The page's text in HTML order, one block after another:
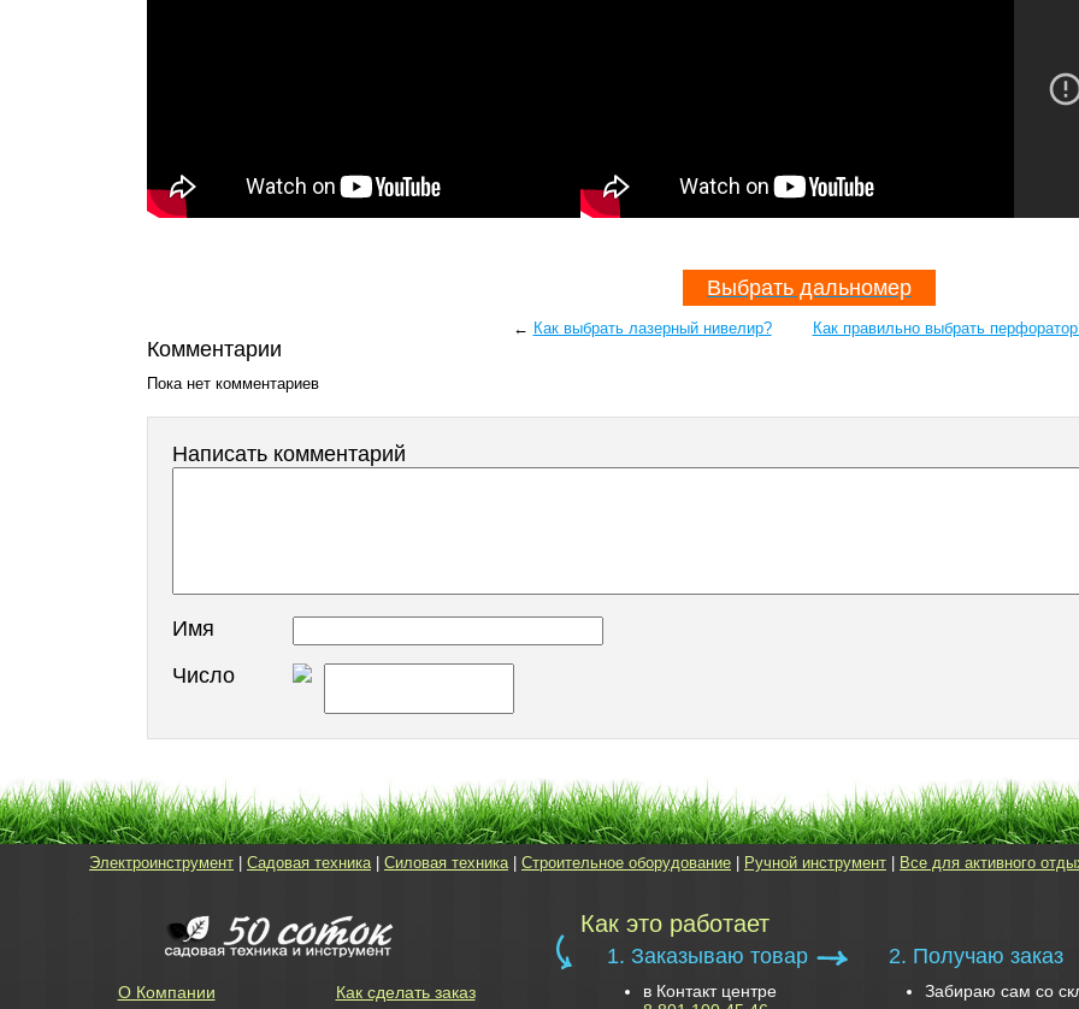
Выбрать дальномер
← Как выбрать лазерный нивелир? Как правильно выбрать
Комментарии
Пока нет комментариев
Написать комментарий
Имя
Число
Электроинструмент Садовая техника| Силовая техника| Строительное оборудование Ручной инструмент Все для активного
О Компании
Как сделать заказ
Как это работает
1. Заказываю товар
в Контакт центре
2. Получаю заказ
Забираю сам со